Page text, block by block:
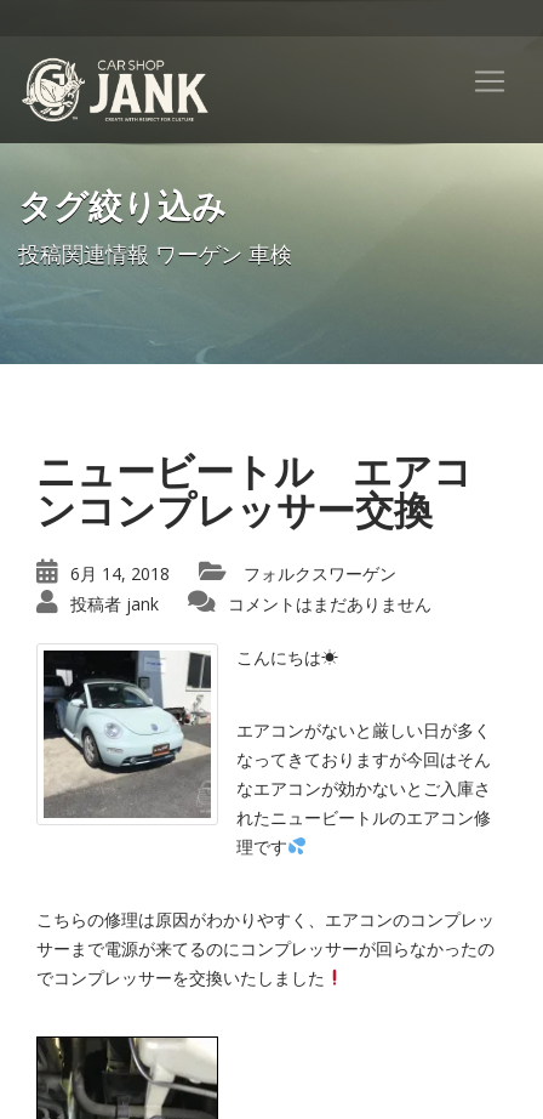
タグ絞り込み
投稿関連情報 ワーゲン 車検
ニュービートル エアコ
ンコンプレッサー交換
6月 14, 2018
フォルクスワーゲン
投稿者 jank コメントはまだありません
こんにちは☀
エアコンがないと厳しい日が多く
なってきておりますが今回はそん
なエアコンが効かないとご入庫さ
れたニュービートルのエアコン修
理です
こちらの修理は原因がわかりやすく、エアコンのコンプレッ
サーまで電源が来てるのにコンプレッサーが回らなかったの
でコンプレッサーを交換いたしました